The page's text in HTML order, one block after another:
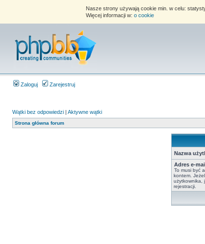
Nasze strony używają cookie min. w celu:
Więcej informacji w: o cookie
Zaloguj Zarejestruj
Wątki bez odpowiedzi | Aktywne wątki
Strona główna forum
Nazwa
Adres e-
To musi być
kontem.
użytkownika,
rejestracji.